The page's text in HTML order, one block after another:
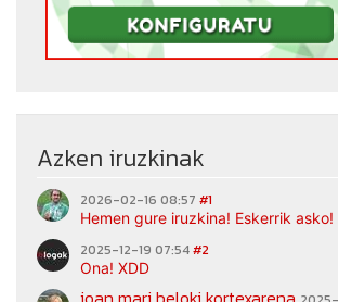
Azken iruzkinak
2026-02-16 08:57 #1
Hemen gure iruzkina! Eskerrik asko!
2025-12-19 07:54#2
Ona! XDD